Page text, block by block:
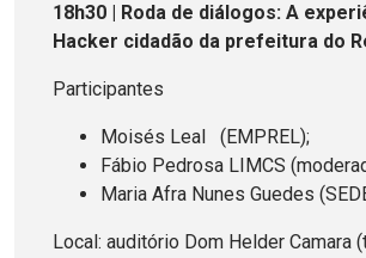
18h30 | Roda de diálogos: A
Hacker cidadão da prefeitura do
Participantes
Moisés Leal (EMPREL);
Fábio Pedrosa LIMCS
Maria Afra Nunes Guedes
Local: auditório Dom Helder Camara